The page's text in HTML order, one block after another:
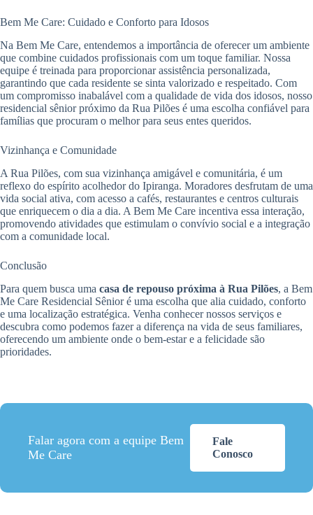
Bem Me Care: Cuidado e Conforto para Idosos
Na Bem Me Care, entendemos a importância de oferecer um ambiente
que combine cuidados profissionais com um toque familiar. Nossa
equipe é treinada para proporcionar assistência personalizada,
garantindo que cada residente se sinta valorizado e respeitado. Com
um compromisso inabalável com a qualidade de vida dos idosos, nosso
residencial sênior próximo da Rua Pilões é uma escolha confiável para
famílias que procuram o melhor para seus entes queridos.
Vizinhança e Comunidade
A Rua Pilões, com sua vizinhança amigável e comunitária, é um
reflexo do espírito acolhedor do Ipiranga. Moradores desfrutam de uma
vida social ativa, com acesso a cafés, restaurantes e centros culturais
que enriquecem o dia a dia. A Bem Me Care incentiva essa interação,
promovendo atividades que estimulam o convívio social e a integração
com a comunidade local.
Conclusão
Para quem busca uma casa de repouso próxima à Rua Pilões, a Bem
Me Care Residencial Sênior é uma escolha que alia cuidado, conforto
e uma localização estratégica. Venha conhecer nossos serviços e
descubra como podemos fazer a diferença na vida de seus familiares,
oferecendo um ambiente onde o bem-estar e a felicidade são
prioridades.
Falar agora com a equipe Bem
Me Care
Fale
Conosco